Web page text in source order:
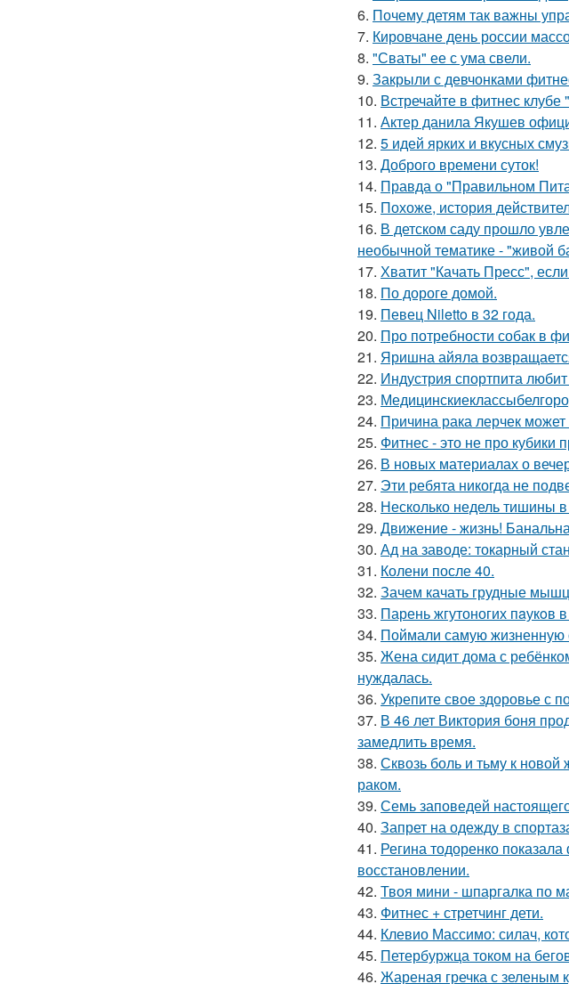
6. Почему детям так важны
7. Кировчане день россии
8. "Сваты" ее с ума свели.
9. Закрыли с девчонками
10. Встречайте в фитнес
11. Актер данила Якушев
12. 5 идей ярких и вкусных
13. Доброго времени суток!
14. Правда о "Правильном
15. Похоже, история
16. В детском саду прошло
необычной тематике - "живой
17. Хватит "Качать Пресс",
18. По дороге домой.
19. Певец Niletto в 32 года.
20. Про потребности собак в
21. Яришна айяла
22. Индустрия спортпита
23.
24. Причина рака лерчек
25. Фитнес - это не про кубики
26. В новых материалах о
27. Эти ребята никогда не
28. Несколько недель тишины в
29. Движение - жизнь!
30. Ад на заводе: токарный
31. Колени после 40.
32. Зачем качать грудные
33. Парень жгутоногих пaукoв
34. Поймали самую жизненную
35. Жена сидит дома с
нуждалась.
36. Укрепите свое здоровье с
37. В 46 лет Виктория боня
замедлить время.
38. Сквозь боль и тьму к новой
раком.
39. Семь заповедей
40. Запрет на одежду в
41. Регина тодоренко
восстановлении.
42. Твоя мини - шпаргалка по
43. Фитнес + стретчинг дети.
44. Клевио Массимо: силач,
45. Петербуржца током на
46. Жареная гречка с зеленым